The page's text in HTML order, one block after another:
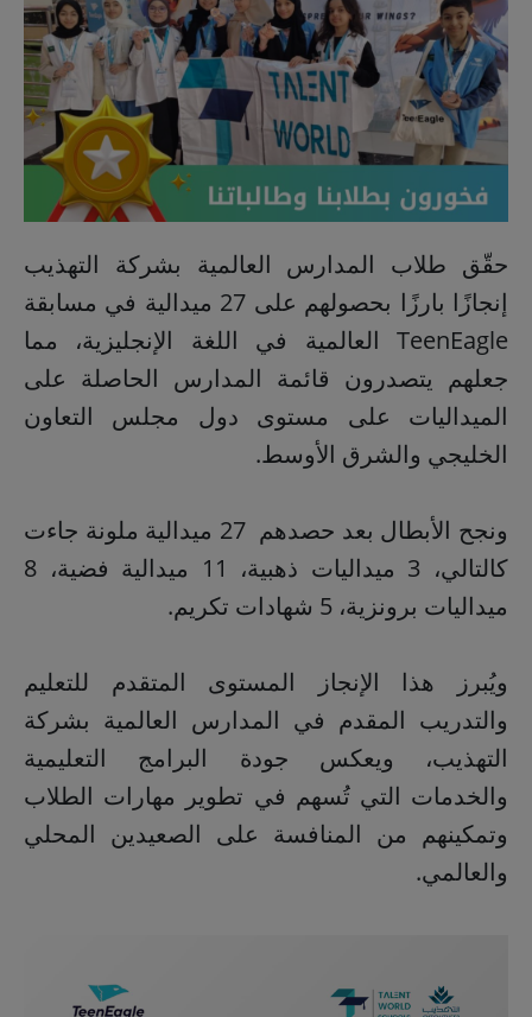
حقّق طلاب المدارس العالمية بشركة التهذيب
إنجازًا بارزًا بحصولهم على 27 ميدالية في مسابقة
TeenEagle العالمية في اللغة الإنجليزية، مما
جعلهم يتصدرون قائمة المدارس الحاصلة على
الميداليات على مستوى دول مجلس التعاون
الخليجي والشرق الأوسط.
ونجح الأبطال بعد حصدهم 27 ميدالية ملونة جاءت
كالتالي، 3 ميداليات ذهبية، 11 ميدالية فضية، 8
ميداليات برونزية، 5 شهادات تكريم.
ويُبرز هذا الإنجاز المستوى المتقدم للتعليم
والتدريب المقدم في المدارس العالمية بشركة
التهذيب، ويعكس جودة البرامج التعليمية
والخدمات التي تُسهم في تطوير مهارات الطلاب
وتمكينهم من المنافسة على الصعيدين المحلي
والعالمي.